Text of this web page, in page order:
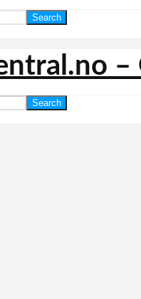
Search
Search